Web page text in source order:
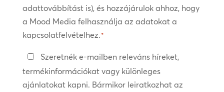
adattovábbítást is), és hozzájárulok ahhoz, hogy
a Mood Media felhasználja az adatokat a
kapcsolatfelvételhez.*
Tartsa
a
kapcsolatot
Szeretnék e-mailben releváns híreket,
termékinformációkat vagy különleges
ajánlatokat kapni. Bármikor leiratkozhat az